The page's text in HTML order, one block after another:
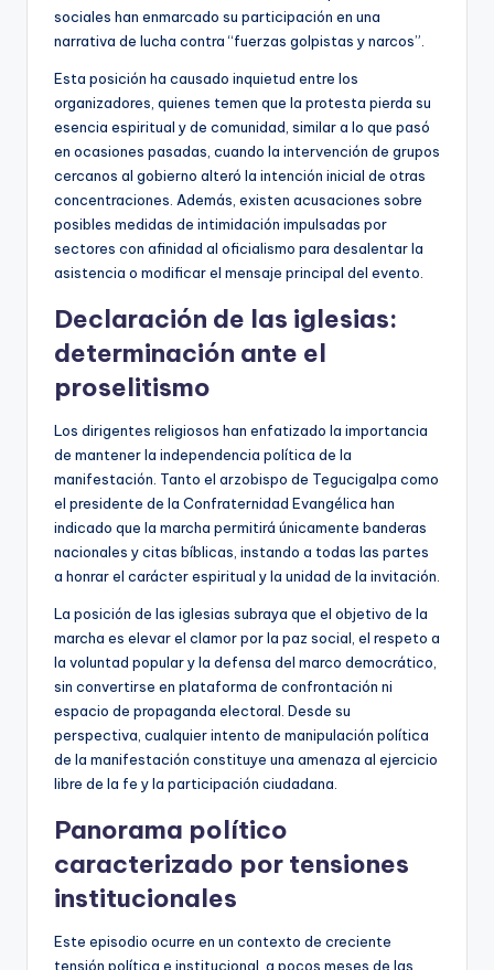
sociales han enmarcado su participación en una
narrativa de lucha contra “fuerzas golpistas y narcos”.
Esta posición ha causado inquietud entre los
organizadores, quienes temen que la protesta pierda su
esencia espiritual y de comunidad, similar a lo que pasó
en ocasiones pasadas, cuando la intervención de grupos
cercanos al gobierno alteró la intención inicial de otras
concentraciones. Además, existen acusaciones sobre
posibles medidas de intimidación impulsadas por
sectores con afinidad al oficialismo para desalentar la
asistencia o modificar el mensaje principal del evento.
Declaración de las iglesias:
determinación ante el
proselitismo
Los dirigentes religiosos han enfatizado la importancia
de mantener la independencia política de la
manifestación. Tanto el arzobispo de Tegucigalpa como
el presidente de la Confraternidad Evangélica han
indicado que la marcha permitirá únicamente banderas
nacionales y citas bíblicas, instando a todas las partes
a honrar el carácter espiritual y la unidad de la invitación.
La posición de las iglesias subraya que el objetivo de la
marcha es elevar el clamor por la paz social, el respeto a
la voluntad popular y la defensa del marco democrático,
sin convertirse en plataforma de confrontación ni
espacio de propaganda electoral. Desde su
perspectiva, cualquier intento de manipulación política
de la manifestación constituye una amenaza al ejercicio
libre de la fe y la participación ciudadana.
Panorama político
caracterizado por tensiones
institucionales
Este episodio ocurre en un contexto de creciente
tensión política e institucional, a pocos meses de las